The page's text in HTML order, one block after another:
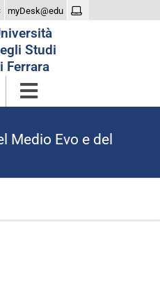
myDesk@edu
Studi
Ferrara
Medio Evo e del